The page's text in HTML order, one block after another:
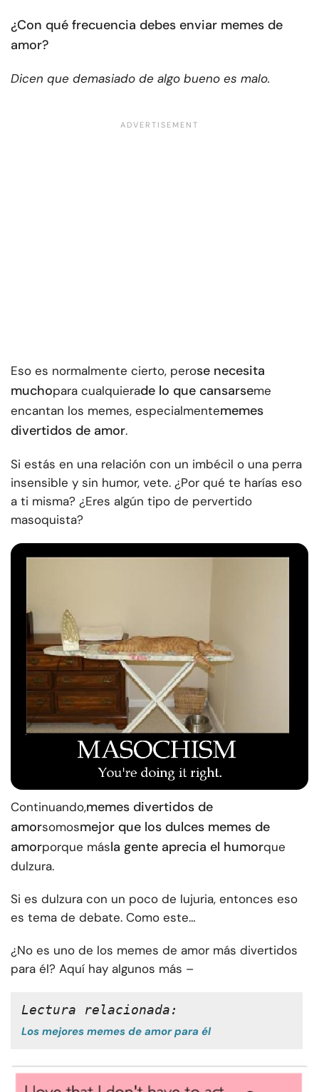
¿Con qué frecuencia debes enviar memes de
amor?
Dicen que demasiado de algo bueno es malo.
Eso es normalmente cierto, perose necesita
muchopara cualquierade lo que cansarseme
encantan los memes, especialmentememes
divertidos de amor.
Si estás en una relación con un imbécil o una perra
insensible y sin humor, vete. ¿Por qué te harías eso
a ti misma? ¿Eres algún tipo de pervertido
masoquista?
Continuando,memes divertidos de
amorsomosmejor que los dulces memes de
amorporque másla gente aprecia el humorque
dulzura.
Si es dulzura con un poco de lujuria, entonces eso
es tema de debate. Como este…
¿No es uno de los memes de amor más divertidos
para él? Aquí hay algunos más –
Lectura relacionada:
Los mejores memes de amor para él